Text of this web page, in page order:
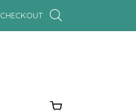
CHECKOUT